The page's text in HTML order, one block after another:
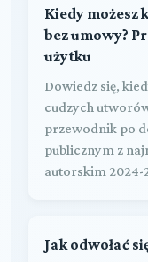
Kiedy możesz
bez umowy?
użytku
Dowiedz się,
cudzych
przewodnik po
publicznym z
autorskim 2024-
Jak odwołać